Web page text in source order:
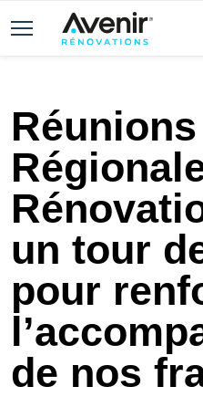
Réunions
un tour
pour
de nos